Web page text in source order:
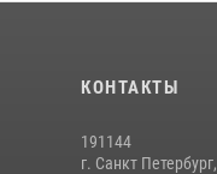
КОНТАКТЫ
191144
г. Санкт Петербург,